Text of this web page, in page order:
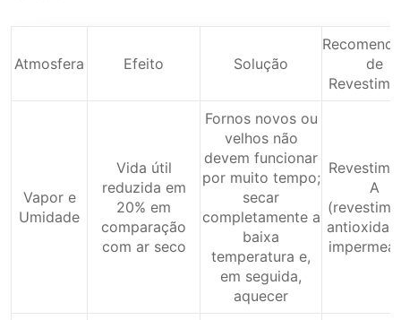
Atmosfera Efeito Solução
de
Vapor e
Umidade
Vida útil
reduzida em
20% em
comparação
com ar seco
Fornos novos ou
velhos não
devem funcionar
por muito tempo;
secar
completamente a
baixa
temperatura e,
em seguida,
aquecer
A